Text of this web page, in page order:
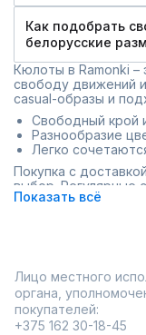
Как подобрать
белорусские
Кюлоты в Ramonki
свободу движений
casual-образы и
Свободный крой
Разнообразие
Легко
Покупка с
выбор. Регулярные
помогают найти
Показать всё
Лицо местного
органа,
покупателей:
+375 162 30-18-45